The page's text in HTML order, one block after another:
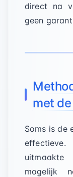
direct na
geen
met
Soms is de
mogelijk